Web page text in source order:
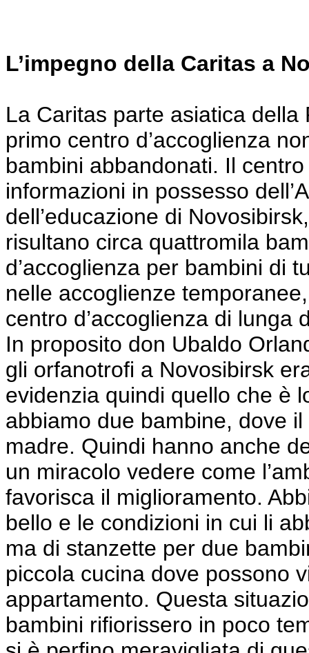
L’impegno della Caritas a
La Caritas parte asiatica
primo centro d’accoglienza
bambini abbandonati. Il
informazioni in possesso
dell’educazione di
risultano circa quattromila
d’accoglienza per bambini di
nelle accoglienze
centro d’accoglienza di lunga
In proposito don Ubaldo
gli orfanotrofi a Novosibirsk
evidenzia quindi quello che è
abbiamo due bambine, dove
madre. Quindi hanno anche
un miracolo vedere come
favorisca il miglioramento.
bello e le condizioni in cui li
ma di stanzette per due
piccola cucina dove possono
appartamento. Questa
bambini rifiorissero in poco